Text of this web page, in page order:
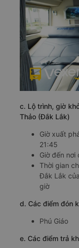
c. Lộ trình, giờ
Thảo (Đắk Lắk)
Giờ xuất
21:45
Giờ đến
Thời gian
Đắk Lắk
giờ
d. Các điểm đón
Phú Giáo
e. Các điểm trả